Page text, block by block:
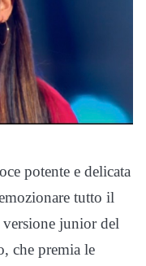
potente e delicata
tutto il
junior del
che premia le